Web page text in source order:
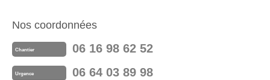
Nos coordonnées
Chantier 06 16 98 62 52
Urgence 06 64 03 89 98